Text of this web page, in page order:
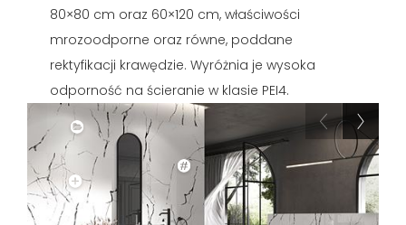
80×80 cm oraz 60×120 cm, właściwości
mrozoodporne oraz równe, poddane
rektyfikacji krawędzie. Wyróżnia je wysoka
odporność na ścieranie w klasie PEI4.